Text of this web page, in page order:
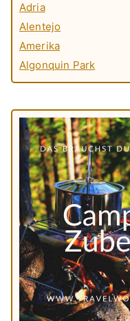
Adria
Alentejo
Amerika
Algonquin Park